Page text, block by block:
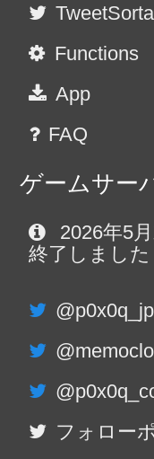
Functions
App
FAQ
ゲームサー
2026年5
終了しました
@p0x0q_jp
フォロー